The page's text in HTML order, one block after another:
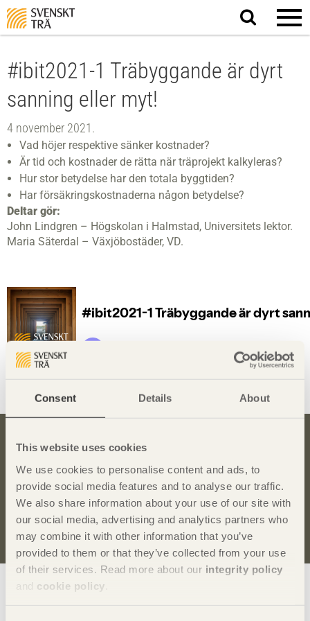
Consent Details About
This website uses cookies
We use cookies to personalise content and ads, to
provide social media features and to analyse our traffic.
We also share information about your use of our site with
our social media, advertising and analytics partners who
may combine it with other information that you’ve
provided to them or that they’ve collected from your use
of their services. Read more about our integrity policy
and cookie policy
Sök
på
#ibit2021-1 Träbyggande är dyrt
sanning eller myt!
4 november 2021.
Vad höjer respektive sänker kostnader?​
Är tid och kostnader de rätta när träprojekt kalkyleras? ​
Hur stor betydelse har den totala byggtiden?​
Har försäkringskostnaderna någon betydelse?​ ​
Deltar gör:
John Lindgren – Högskolan i Halmstad, Universitets lektor.​
Maria Säterdal – Växjöbostäder, VD.​
Dela denna sida:
Bli inspirerad och lär dig mer om trä
Anmäl dig här för att få information om publikationer,
seminarier och Svenskt Träs nyhetsbrevTrä.
Anmäl dig för att få inspiration
Visa sajtkarta